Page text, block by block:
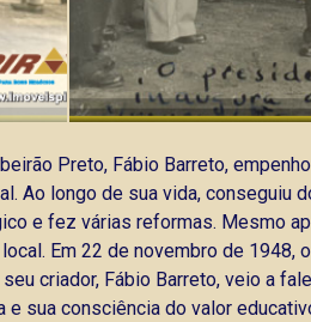
Preto, Fábio Barreto,
Ao longo de sua vida,
e fez várias reformas. Mesmo
Em 22 de novembro de
criador, Fábio Barreto, veio a
e sua consciência do valor